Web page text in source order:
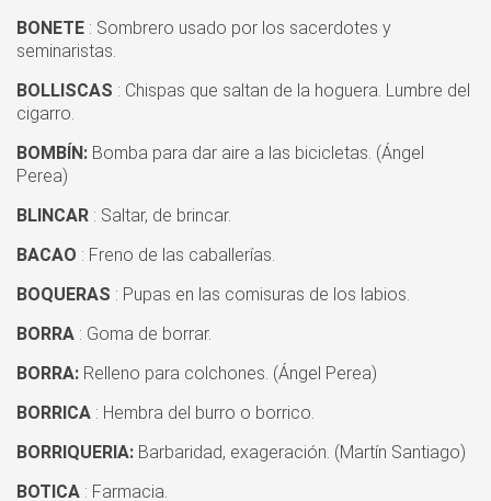
BONETE : Sombrero usado por los sacerdotes y
seminaristas.
BOLLISCAS : Chispas que saltan de la hoguera. Lumbre del
cigarro.
BOMBÍN: Bomba para dar aire a las bicicletas. (Ángel
Perea)
BLINCAR : Saltar, de brincar.
BACAO : Freno de las caballerías.
BOQUERAS : Pupas en las comisuras de los labios.
BORRA : Goma de borrar.
BORRA: Relleno para colchones. (Ángel Perea)
BORRICA : Hembra del burro o borrico.
BORRIQUERIA: Barbaridad, exageración. (Martín Santiago)
BOTICA : Farmacia.